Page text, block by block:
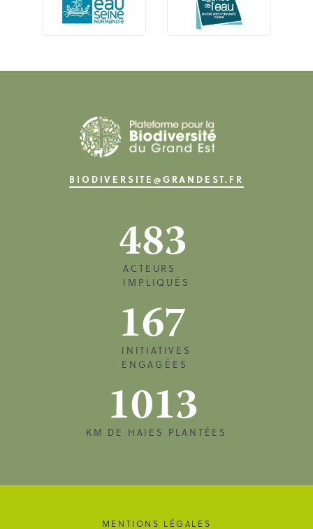
BIODIVERSITE@GRANDEST.FR
483
ACTEURS
IMPLIQUÉS
167
INITIATIVES
ENGAGÉES
1013
KM DE HAIES PLANTÉES
MENTIONS LÉGALES